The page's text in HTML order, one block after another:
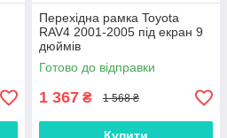
Перехідна рамка Toyota
RAV4 2001-2005 під екран 9
дюймів
Готово до відправки
1 367 ₴ 1 568 ₴